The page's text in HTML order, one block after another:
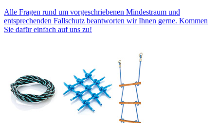
Alle Fragen rund um vorgeschriebenen Mindestraum und
entsprechenden Fallschutz beantworten wir Ihnen gerne. Kommen
Sie dafür einfach auf uns zu!